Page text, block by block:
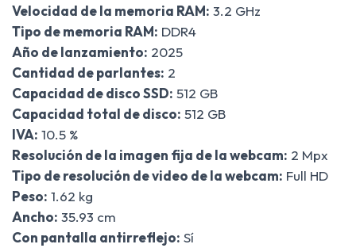
Velocidad de la memoria RAM: 3.2 GHz
Tipo de memoria RAM: DDR4
Año de lanzamiento: 2025
Cantidad de parlantes: 2
Capacidad de disco SSD: 512 GB
Capacidad total de disco: 512 GB
IVA: 10.5 %
Resolución de la imagen fija de la webcam: 2 Mpx
Tipo de resolución de video de la webcam: Full HD
Peso: 1.62 kg
Ancho: 35.93 cm
Con pantalla antirreflejo: Sí